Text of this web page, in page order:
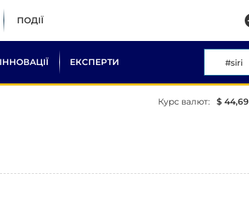
ПОДІЇ
ІННОВАЦІЇ ЕКСПЕРТИ
Курс валют: $ 44,69